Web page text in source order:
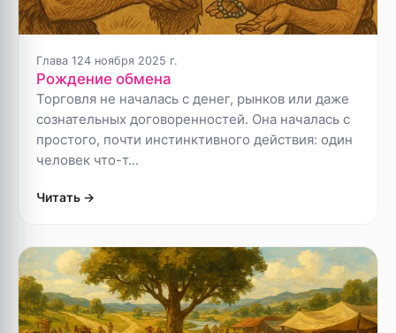
Глава 124 ноября 2025 г.
Рождение обмена
Торговля не началась с денег, рынков или даже
сознательных договоренностей. Она началась с
простого, почти инстинктивного действия: один
человек что-т...
Читать →